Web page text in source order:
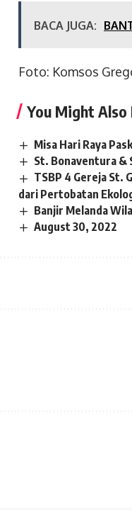
BACA JUGA:
Foto: Komsos
You Might Also
Misa Hari Raya
St. Bonaventura &
TSBP 4 Gereja St.
dari Pertobatan
Banjir Melanda
August 30, 2022